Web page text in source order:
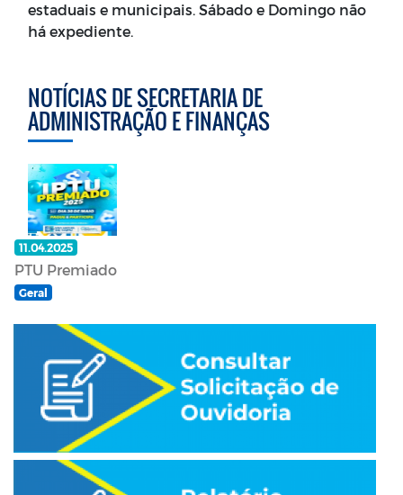
estaduais e municipais. Sábado e Domingo não
há expediente.
NOTÍCIAS DE SECRETARIA DE
ADMINISTRAÇÃO E FINANÇAS
11.04.2025
PTU Premiado
Geral